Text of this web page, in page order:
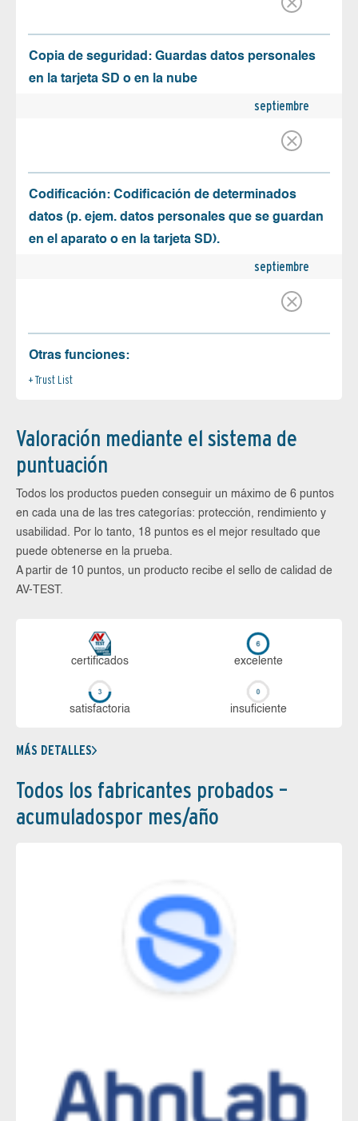
Copia de seguridad: Guardas datos personales
en la tarjeta SD o en la nube
septiembre
Codificación: Codificación de determinados
datos (p. ejem. datos personales que se guardan
en el aparato o en la tarjeta SD).
septiembre
Otras funciones:
Trust List
Valoración mediante el sistema de
puntuación
Todos los productos pueden conseguir un máximo de 6 puntos
en cada una de las tres categorías: protección, rendimiento y
usabilidad. Por lo tanto, 18 puntos es el mejor resultado que
puede obtenerse en la prueba.
A partir de 10 puntos, un producto recibe el sello de calidad de
AV-TEST.
certi­ficados ex­ce­len­te
sa­tis­fac­to­ria in­su­fi­cien­te
MÁS DETALLES
Todos los fabricantes probados –
acumuladospor mes/año